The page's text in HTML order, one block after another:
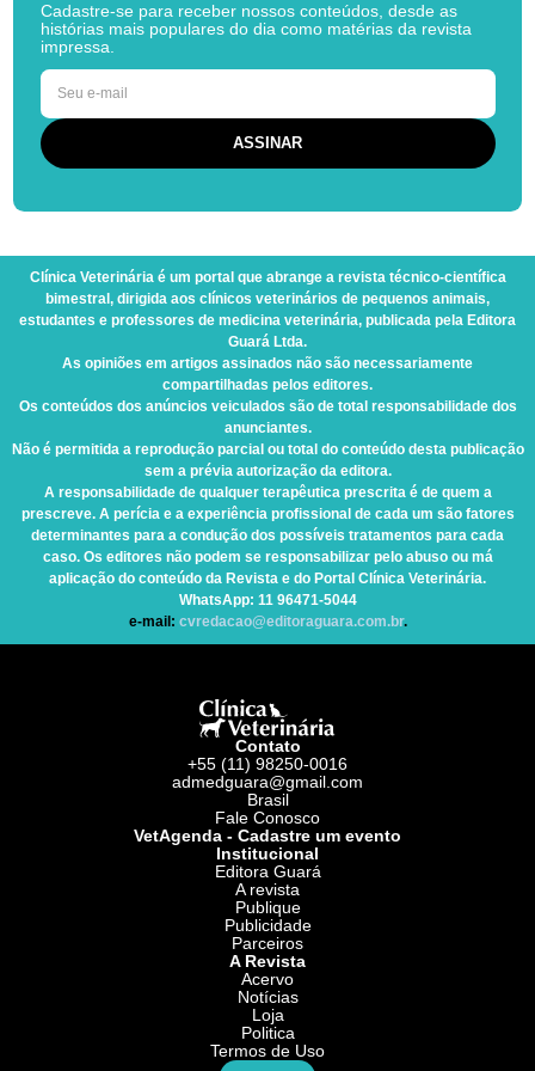
Cadastre-se para receber nossos conteúdos, desde as
histórias mais populares do dia como matérias da revista
impressa.
Clínica Veterinária é um portal que abrange a revista técnico-científica
bimestral, dirigida aos clínicos veterinários de pequenos animais,
estudantes e professores de medicina veterinária, publicada pela Editora
Guará Ltda.
As opiniões em artigos assinados não são necessariamente
compartilhadas pelos editores.
Os conteúdos dos anúncios veiculados são de total responsabilidade dos
anunciantes.
Não é permitida a reprodução parcial ou total do conteúdo desta publicação
sem a prévia autorização da editora.
A responsabilidade de qualquer terapêutica prescrita é de quem a
prescreve. A perícia e a experiência profissional de cada um são fatores
determinantes para a condução dos possíveis tratamentos para cada
caso. Os editores não podem se responsabilizar pelo abuso ou má
aplicação do conteúdo da Revista e do Portal Clínica Veterinária.
WhatsApp: 11 96471-5044
e-mail: cvredacao@editoraguara.com.br.
Contato
+55 (11) 98250-0016
admedguara@gmail.com
Brasil
Fale Conosco
VetAgenda - Cadastre um evento
Institucional
Editora Guará
A revista
Publique
Publicidade
Parceiros
A Revista
Acervo
Notícias
Loja
Politica
Termos de Uso